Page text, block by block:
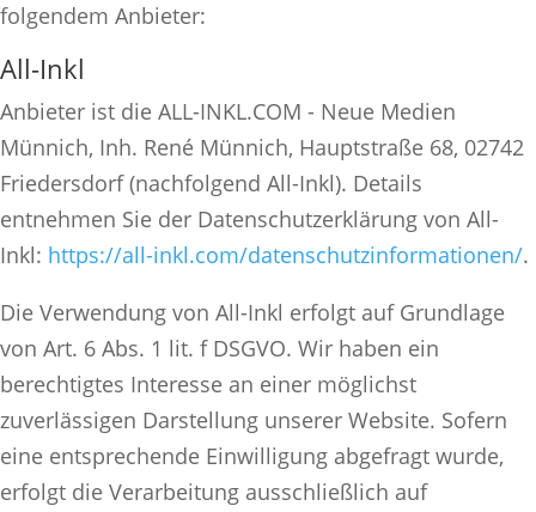
folgendem Anbieter:
All-Inkl
Anbieter ist die ALL-INKL.COM - Neue Medien
Münnich, Inh. René Münnich, Hauptstraße 68, 02742
Friedersdorf (nachfolgend All-Inkl). Details
entnehmen Sie der Datenschutzerklärung von All-
Inkl: https://all-inkl.com/datenschutzinformationen/.
Die Verwendung von All-Inkl erfolgt auf Grundlage
von Art. 6 Abs. 1 lit. f DSGVO. Wir haben ein
berechtigtes Interesse an einer möglichst
zuverlässigen Darstellung unserer Website. Sofern
eine entsprechende Einwilligung abgefragt wurde,
erfolgt die Verarbeitung ausschließlich auf